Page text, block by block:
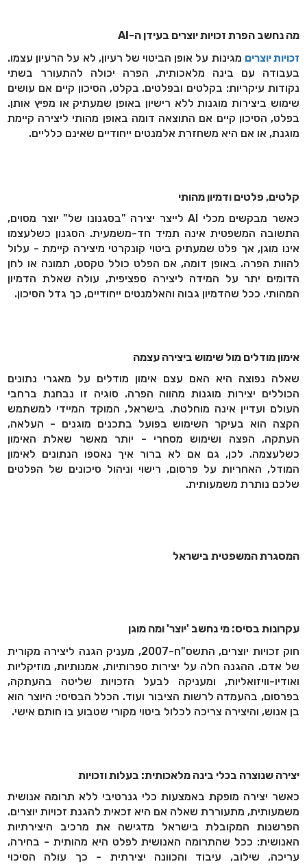
מה נחשב הפרת זכויות יוצרים בעידן ה-AI
זכויות יוצריםמגינות על אופן הביטוי של רעיון, לא על הרעיון עצמו.
בעבודה עם בינה מלאכותית, הפרה יכולה להתעורר בשתי
נקודות עיקריות: בקלטים ובפלטים. בקלט, הסיכון קיים אם עושים
שימוש ביצירות מוגנות ללא רישיון באופן שמעתיק או מפיץ אותן.
בפלט, הסיכון קיים אם התוצאה דומה באופן מהותי ליצירה קיימת
מוגנת, או אם היא משחזרת אלמנטים ייחודיים שאינם כלליים.
קלטים, פלטים ודמיון מהותי
כאשר מבקשים מכלי AI לייצר יצירה "בסגנונו של" יוצר מסוים,
התשובה המשפטית אינה תמיד חד-משמעית. הסגנון כשלעצמו
אינו מוגן, אך פלט שמעתיק ביטוי קונקרטי מיצירה קיימת - עלול
להוות הפרה. באופן דומה, אם הפלט כולל טקסט, תמונה או לחן
הדומים יתר על המידה ליצירה ספציפית, עולה שאלת הדמיון
המהותי. ככל שהדמיון גבוה והאלמנטים ייחודיים, כך גדל הסיכון.
אימון מודלים מול שימוש ביצירה עצמה
שאלה נפוצה היא האם עצם אימון מודלים על מאגרי נתונים
הכוללים יצירות מוגנות מהווה הפרה. סוגיה זו נבחנת ברחבי
העולם ועדיין אינה מוחלטת. בישראל, המוקד המיידי למשתמש
הקצה הוא בעיקר השימוש בפועל בתכנים מוגנים - העלאה,
העתקה, הפצה ושימוש מסחרי - יותר מאשר שאלת האימון
כשלעצמה. לכן, גם אם לא ברור איך נאספו הנתונים לאימון
המודל, האחריות על פרסום, רישוי וניהול סיכונים של הפלטים
שלכם נותרת משמעותית.
המסגרת המשפטית בישראל
עקרונות בסיס: מי נחשב 'יוצר' ומה מוגן
חוק זכויות יוצרים, התשס"ח-2007, מעניק הגנה ליצירה מקורית
של אדם. ההגנה חלה על יצירות ספרותיות, אמנותיות, מוזיקליות
ואודיו-וויזואליות, ומעניקה לבעל הזכויות שליטה בהעתקה,
בפרסום, בהעמדה לרשות הציבור ועוד. הכלל הבסיסי: היוצר הוא
בן אנוש, והיצירה צריכה לכלול ביטוי מקורי שטבוע בו חותם אישי.
יצירה שנוצרה בכלי בינה מלאכותית: בעלות וזכויות
כאשר יצירה מופקת באמצעות כלי גנרטיבי ללא תרומה אנושית
משמעותית, מתעוררת שאלה אם היא זכאית להגנת זכויות יוצרים.
הפרשנות המקובלת בישראל מדגישה את מרכיב היצירתיות
האנושית: ככל שהתרומה האנושית לפלט היא מהותית - בחירה,
עריכה, שילוב, עיבוד והכוונה יצירתית - כך עולה הסיכוי